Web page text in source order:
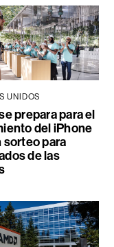
UNIDOS
prepara para el
del iPhone
sorteo para
de las